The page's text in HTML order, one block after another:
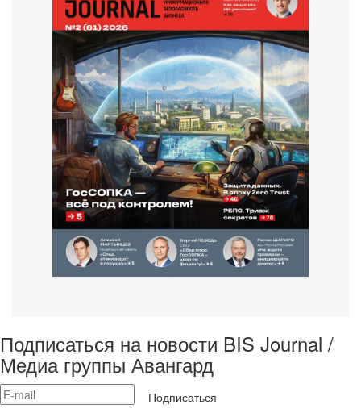
Подписаться на новости BIS Journal /
Медиа группы Авангард
Подписаться